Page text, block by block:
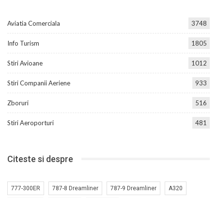
Aviatia Comerciala 3748
Info Turism 1805
Stiri Avioane 1012
Stiri Companii Aeriene 933
Zboruri 516
Stiri Aeroporturi 481
Citeste si despre
777-300ER 787-8 Dreamliner 787-9 Dreamliner A320